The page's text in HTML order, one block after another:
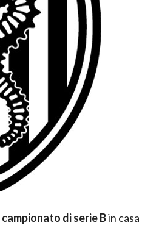
campionato di serie Bin casa